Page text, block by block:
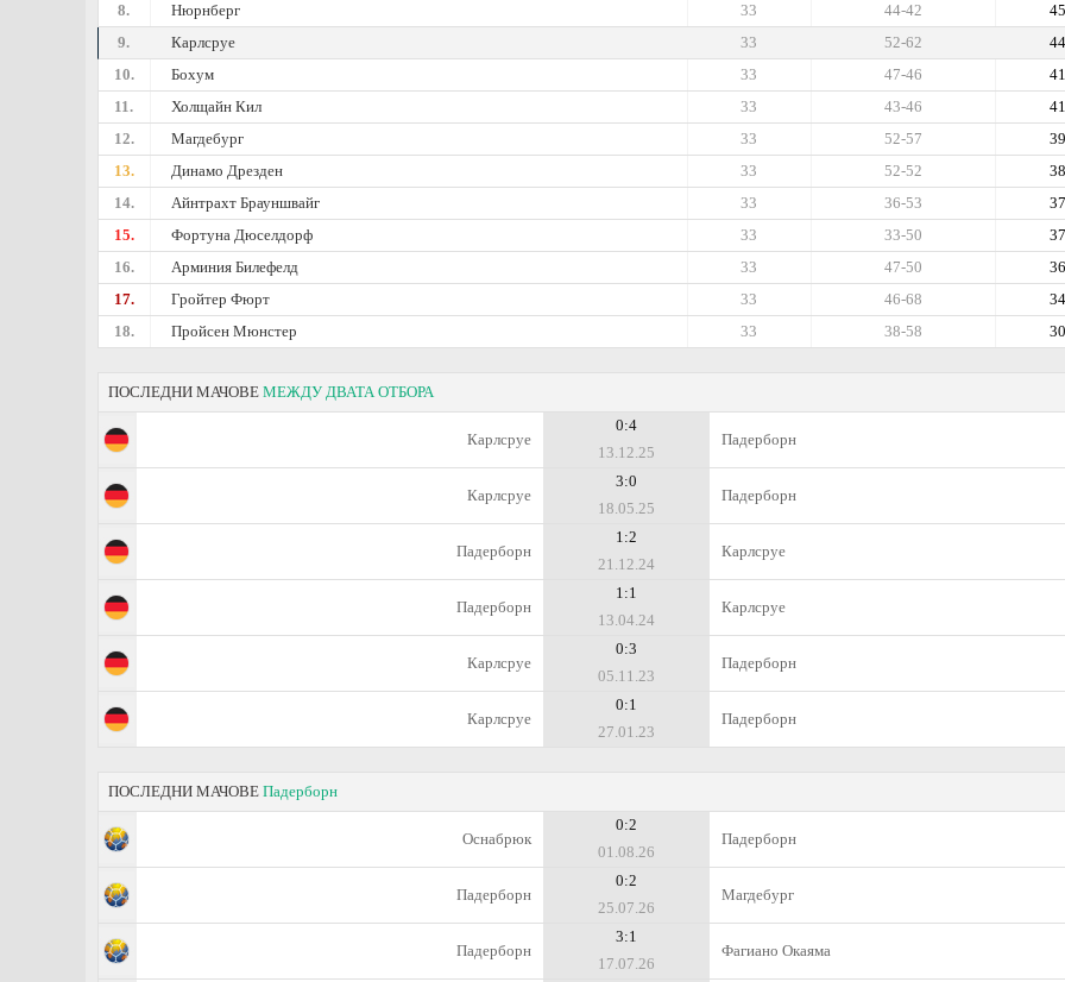
8.
Нюрнберг 45
44-42
33
9.
Карлсруе 44
52-62
33
10.
Бохум 41
47-46
33
11.
Холщайн Кил 41
43-46
33
12.
Магдебург 39
52-57
33
13.
Динамо Дрезден 38
52-52
33
14.
Айнтрахт Брауншвайг 37
36-53
33
15.
Фортуна Дюселдорф 37
33-50
33
16.
Арминия Билефелд 36
47-50
33
17.
Гройтер Фюрт 34
46-68
33
18.
Пройсен Мюнстер 30
38-58
33
ПОСЛЕДНИ МАЧОВЕ МЕЖДУ ДВАТА ОТБОРА
Карлсруе
0:4
13.12.25
Падерборн
Карлсруе
3:0
18.05.25
Падерборн
Падерборн
1:2
21.12.24
Карлсруе
Падерборн
1:1
13.04.24
Карлсруе
Карлсруе
0:3
05.11.23
Падерборн
Карлсруе
0:1
27.01.23
Падерборн
ПОСЛЕДНИ МАЧОВЕ Падерборн
Оснабрюк
0:2
01.08.26
Падерборн
Падерборн
0:2
25.07.26
Магдебург
Падерборн
3:1
17.07.26
Фагиано Окаяма